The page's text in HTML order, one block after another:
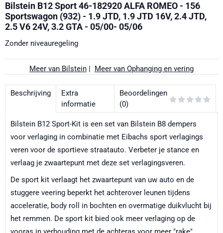
Bilstein B12 Sport 46-182920 ALFA ROMEO - 156
Sportswagon (932) - 1.9 JTD, 1.9 JTD 16V, 2.4 JTD,
2.5 V6 24V, 3.2 GTA - 05/00- 05/06
Zonder niveauregeling
Meer van Bilstein Meer van Ophanging en vering
Beschrijving
Extra
informatie
Beoordelingen
(0)
Bilstein B12 Sport-Kit is een set van Bilstein B8 dempers
voor verlaging in combinatie met Eibachs sport verlagings
veren voor de sportieve straatauto. Verbeter je stance en
verlaag je zwaartepunt met deze set verlagingsveren.
De sport kit verlaagt het zwaartepunt van uw auto en de
stuggere veering beperkt het achterover leunen tijdens
acceleratie, body roll in bochten en overmatige duikvlucht bij
het remmen. De sport kit bied ook meer verlaging op de